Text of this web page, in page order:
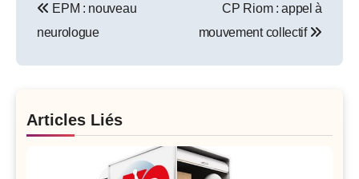
navigation
EPM : nouveau
neurologue
CP Riom : appel à
mouvement collectif
Articles Liés